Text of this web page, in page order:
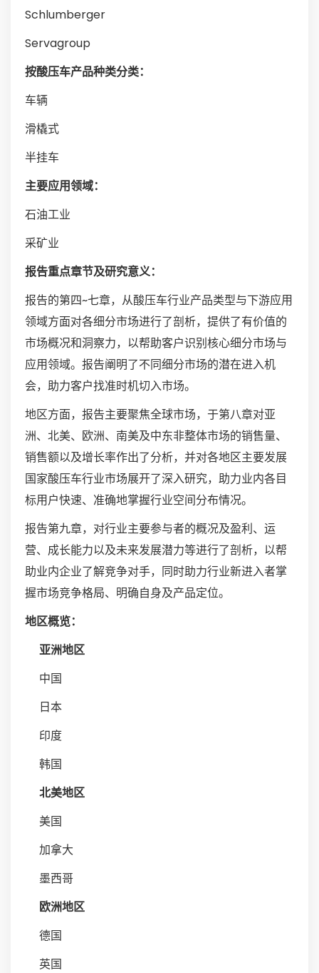
Schlumberger
Servagroup
按酸压车产品种类分类：
车辆
滑橇式
半挂车
主要应用领域：
石油工业
采矿业
报告重点章节及研究意义：
报告的第四~七章，从酸压车行业产品类型与下游应用
领域方面对各细分市场进行了剖析，提供了有价值的
市场概况和洞察力，以帮助客户识别核心细分市场与
应用领域。报告阐明了不同细分市场的潜在进入机
会，助力客户找准时机切入市场。
地区方面，报告主要聚焦全球市场，于第八章对亚
洲、北美、欧洲、南美及中东非整体市场的销售量、
销售额以及增长率作出了分析，并对各地区主要发展
国家酸压车行业市场展开了深入研究，助力业内各目
标用户快速、准确地掌握行业空间分布情况。
报告第九章，对行业主要参与者的概况及盈利、运
营、成长能力以及未来发展潜力等进行了剖析，以帮
助业内企业了解竞争对手，同时助力行业新进入者掌
握市场竞争格局、明确自身及产品定位。
地区概览：
亚洲地区
中国
日本
印度
韩国
北美地区
美国
加拿大
墨西哥
欧洲地区
德国
英国